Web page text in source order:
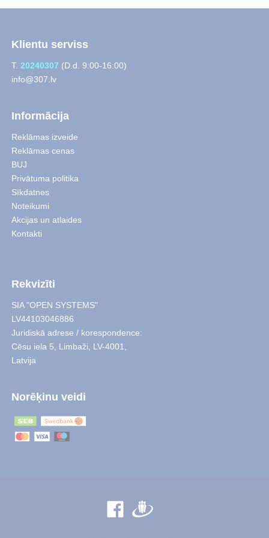
Klientu serviss
T. 20240307 (D.d. 9:00-16:00)
info@307.lv
Informācija
Reklāmas izveide
Reklāmas cenas
BUJ
Privātuma politika
Sīkdatnes
Noteikumi
Akcijas un atlaides
Kontakti
Rekvizīti
SIA "OPEN SYSTEMS"
LV44103046886
Juridiskā adrese / korespondence:
Cēsu iela 5
Limbaži
LV-4001,
Latvija
Norēķinu veidi